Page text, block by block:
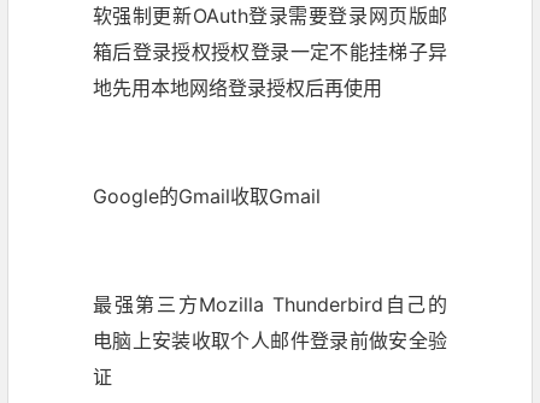
软强制更新OAuth登录需要登录网页版邮
箱后登录授权授权登录一定不能挂梯子异
地先用本地网络登录授权后再使用
Google的Gmail收取Gmail
最强第三方Mozilla Thunderbird自己的
电脑上安装收取个人邮件登录前做安全验
证